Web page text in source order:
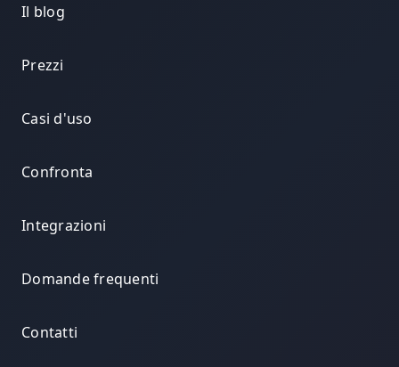
Il blog
Prezzi
Casi d'uso
Confronta
Integrazioni
Domande frequenti
Contatti